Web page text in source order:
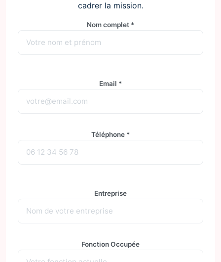
cadrer la mission.
Nom complet *
Email *
Téléphone *
Entreprise
Fonction Occupée